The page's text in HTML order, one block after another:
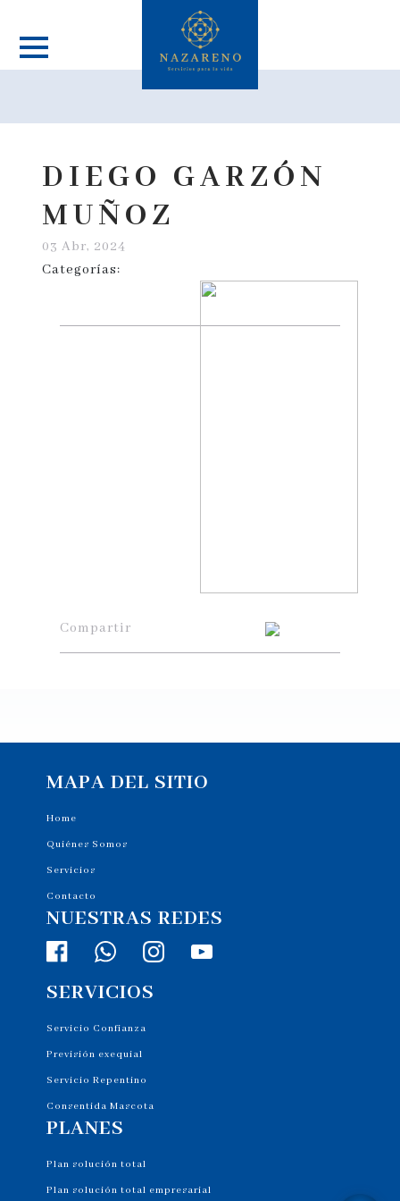
DIEGO GARZÓN
MUÑOZ
03 Abr, 2024
Categorías:
Compartir
MAPA DEL SITIO
Home
Quiénes Somos
Servicios
Contacto
NUESTRAS REDES
SERVICIOS
Servicio Confianza
Previsión exequial
Servicio Repentino
Consentida Mascota
PLANES
Plan solución total
Plan solución total empresarial